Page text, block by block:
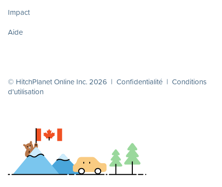
Impact
Aide
© HitchPlanet Online Inc. 2026 | Confidentialité | Conditions
d'utilisation